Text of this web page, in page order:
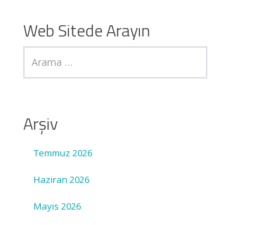
Web Sitede Arayın
Arşiv
Temmuz 2026
Haziran 2026
Mayıs 2026